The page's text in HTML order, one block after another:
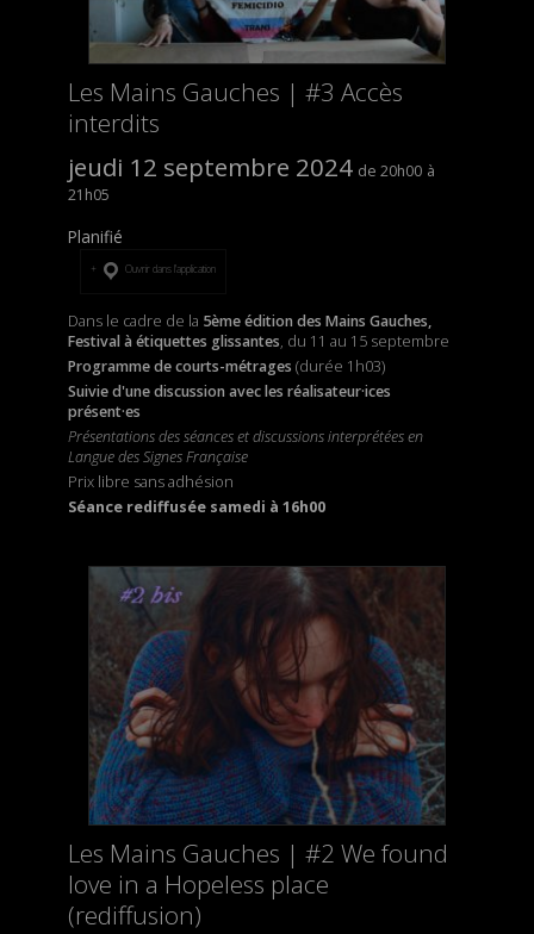
Les Mains Gauches | #3 Accès
interdits
jeudi 12 septembre 2024
20h00
21h05
Planifié
Ouvrir dans l’application
Dans le cadre de la 5ème édition des Mains Gauches,
Festival à étiquettes glissantes, du 11 au 15 septembre
Programme de courts-métrages (durée 1h03)
Suivie d'une discussion avec les réalisateur·ices
présent·es
Présentations des séances et discussions interprétées en
Langue des Signes Française
Prix libre sans adhésion
Séance rediffusée samedi à 16h00
Les Mains Gauches | #2 We found
love in a Hopeless place
(rediffusion)